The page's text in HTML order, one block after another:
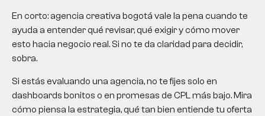
En corto: agencia creativa bogotá vale la pena cuando te
ayuda a entender qué revisar, qué exigir y cómo mover
esto hacia negocio real. Si no te da claridad para decidir,
sobra.
Si estás evaluando una agencia, no te fijes solo en
dashboards bonitos o en promesas de CPL más bajo. Mira
cómo piensa la estrategia, qué tan bien entiende tu oferta